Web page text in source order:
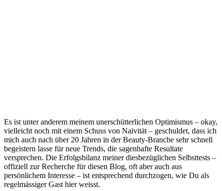
Es ist unter anderem meinem unerschütterlichen Optimismus – okay,
vielleicht noch mit einem Schuss von Naivität – geschuldet, dass ich
mich auch nach über 20 Jahren in der Beauty-Branche sehr schnell
begeistern lasse für neue Trends, die sagenhafte Resultate
versprechen. Die Erfolgsbilanz meiner diesbezüglichen Selbsttests –
offiziell zur Recherche für diesen Blog, oft aber auch aus
persönlichem Interesse – ist entsprechend durchzogen, wie Du als
regelmässiger Gast hier weisst.